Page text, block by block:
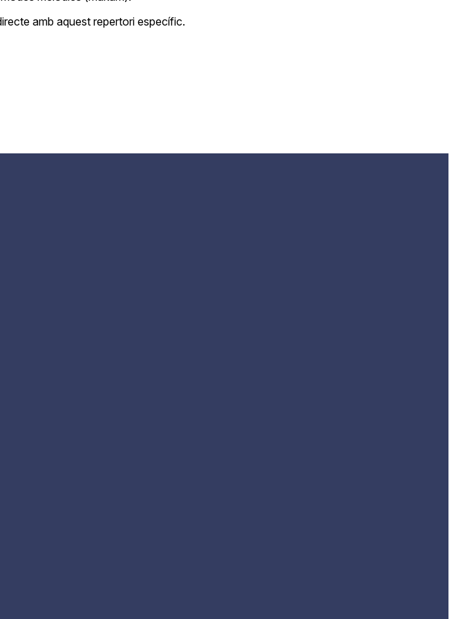
amb aquest repertori específic.